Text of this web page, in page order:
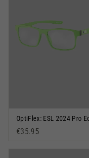
€35.95